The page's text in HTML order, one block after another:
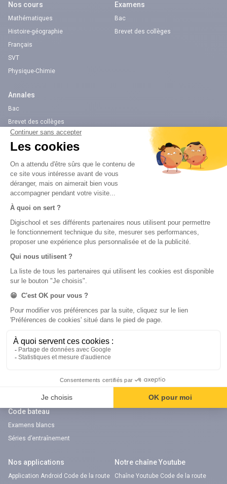
Nos cours
Mathématiques
Histoire-géographie
Français
SVT
Physique-Chimie
Examens
Bac
Brevet des collèges
Annales
Bac
Brevet des collèges
Nos applications
Application iOS Éducation
Nos chaînes youtube
Chaîne Youtube Collège
Chaîne Youtube Lycée
digiSchool Orientation
Diplômes
Formations
Métiers
Écoles
Application Android Pitangoo
Application iOS Pitangoo
Notre chaîne Youtube
Code auto
Examens blancs
Code gratuit
Code bateau
Examens blancs
Séries d’entraînement
Nos applications
Application Android Code de la route
Notre chaîne Youtube
Chaîne Youtube Code de la route